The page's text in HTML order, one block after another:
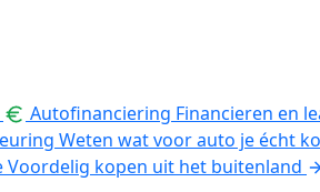
Autofinanciering Financieren en
Weten wat voor auto je écht
Voordelig kopen uit het buitenland